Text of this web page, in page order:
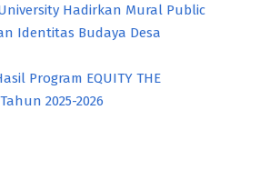
Hadirkan Mural Public
Identitas Budaya Desa
Program EQUITY THE
2025-2026